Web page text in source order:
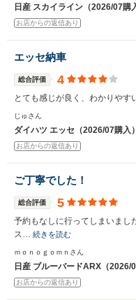
日産 スカイライン（2026/07購
お店からの返信あり
エッセ納車
総合評価 4
とても感じが良く、わかりやす
じゅさん
ダイハツ エッセ（2026/07購入）
お店からの返信あり
ご丁寧でした！
総合評価 5
予約もなしに行ってしまいまし
ス… 続きを読む
ｍｏｎｏｇｏｍｎさん
日産 ブルーバードARX（2026/
お店からの返信あり